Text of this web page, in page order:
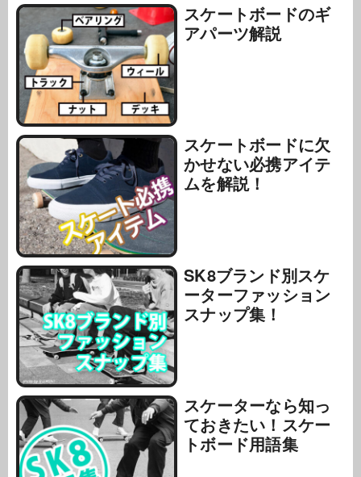
スケートボードのギ
アパーツ解説
スケートボードに欠
かせない必携アイテ
ムを解説！
SK8ブランド別スケ
ーターファッション
スナップ集！
スケーターなら知っ
ておきたい！スケー
トボード用語集